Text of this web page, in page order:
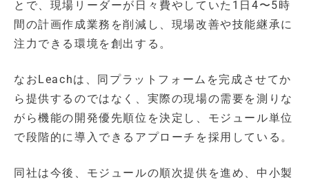
とで、現場リーダーが日々費やしていた1日4〜5時
間の計画作成業務を削減し、現場改善や技能継承に
注力できる環境を創出する。
なおLeachは、同プラットフォームを完成させてか
ら提供するのではなく、実際の現場の需要を測りな
がら機能の開発優先順位を決定し、モジュール単位
で段階的に導入できるアプローチを採用している。
同社は今後、モジュールの順次提供を進め、中小製